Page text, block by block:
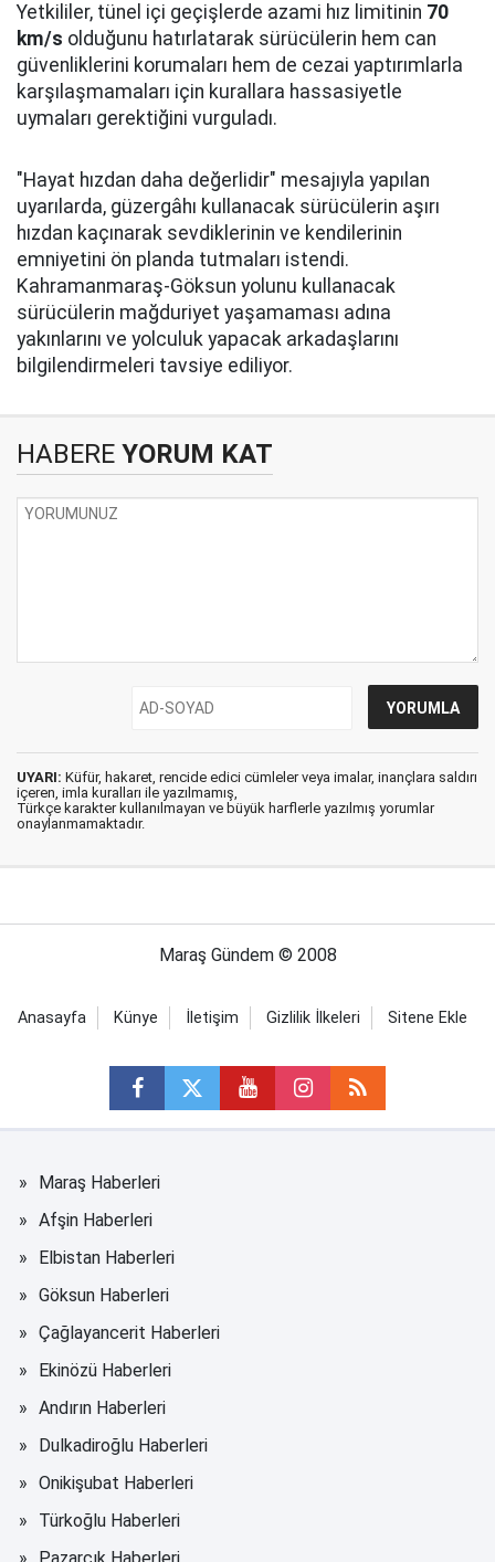
Yetkililer, tünel içi geçişlerde azami hız limitinin 70
km/s olduğunu hatırlatarak sürücülerin hem can
güvenliklerini korumaları hem de cezai yaptırımlarla
karşılaşmamaları için kurallara hassasiyetle
uymaları gerektiğini vurguladı.
"Hayat hızdan daha değerlidir" mesajıyla yapılan
uyarılarda, güzergâhı kullanacak sürücülerin aşırı
hızdan kaçınarak sevdiklerinin ve kendilerinin
emniyetini ön planda tutmaları istendi.
Kahramanmaraş-Göksun yolunu kullanacak
sürücülerin mağduriyet yaşamaması adına
yakınlarını ve yolculuk yapacak arkadaşlarını
bilgilendirmeleri tavsiye ediliyor.
HABERE YORUM KAT
UYARI: Küfür, hakaret, rencide edici cümleler veya imalar, inançlara saldırı
içeren, imla kuralları ile yazılmamış,
Türkçe karakter kullanılmayan ve büyük harflerle yazılmış yorumlar
onaylanmamaktadır.
Maraş Gündem © 2008
Anasayfa Künye İletişim Gizlilik İlkeleri Sitene Ekle
Maraş Haberleri
Afşin Haberleri
Elbistan Haberleri
Göksun Haberleri
Çağlayancerit Haberleri
Ekinözü Haberleri
Andırın Haberleri
Dulkadiroğlu Haberleri
Onikişubat Haberleri
Türkoğlu Haberleri